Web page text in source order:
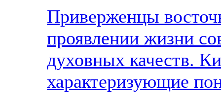
Приверженцы
проявлении жизни
духовных качеств.
характеризующие